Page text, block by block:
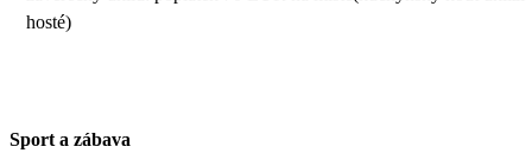
hosté)
Sport a zábava